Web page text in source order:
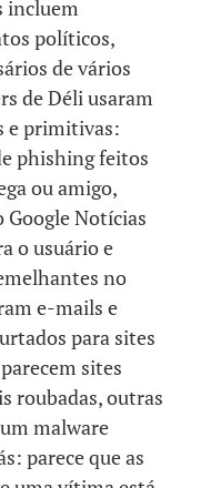
incluem
políticos,
de vários
de Déli usaram
e primitivas:
phishing feitos
ou amigo,
Notícias
o usuário e
no
e-mails e
para sites
sites
roubadas, outras
malware
parece que as